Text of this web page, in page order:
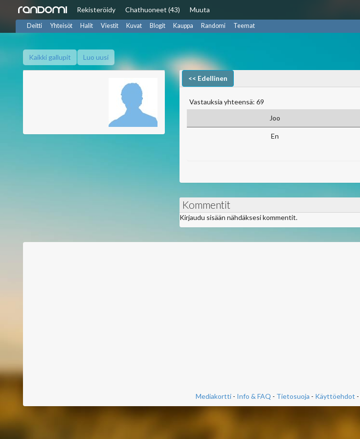
Rekisteröidy Chathuoneet (43) Muuta
Deitti Yhteisöt Halit Viestit Kuvat Blogit Kauppa Randomi Teemat
Kaikki gallupit Luo uusi
<< Edellinen
Vastauksia yhteensä: 69
Joo
En
Kommentit
Kirjaudu sisään nähdäksesi kommentit.
Mediakortti- Info & FAQ - Tietosuoja - Käyttöehdot -